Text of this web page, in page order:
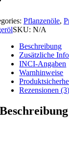
Pflanzenöle,
SKU: N/A
Beschreibung
Zusätzliche
INCI-Angaben
Warnhinweise
Rezensionen (3)
Beschreibung